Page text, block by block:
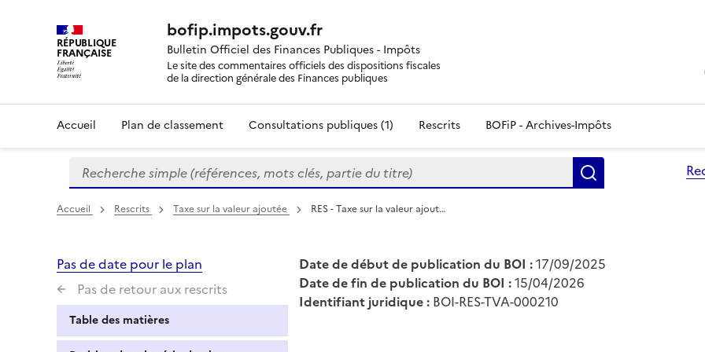
RÉPUBLIQUE
FRANÇAISE
bofip.impots.gouv.fr
Bulletin Officiel des Finances Publiques - Impôts
Le site des commentaires officiels des dispositions fiscales
de la direction générale des Finances publiques
Accueil Plan de classement Consultations publiques (1) Rescrits BOFiP - Archives-Impôts
Formulaire
de
recherche
Recherche simple (références, mots clés, partie du titre)
Accueil Rescrits Taxe sur la valeur ajoutée RES - Taxe sur la valeur ajout…
Pas de date pour le plan
Pas de retour aux rescrits
Table des matières
Date de début de publication du BOI :17/09/2025
Date de fin de publication du BOI :15/04/2026
Identifiant juridique : BOI-RES-TVA-000210